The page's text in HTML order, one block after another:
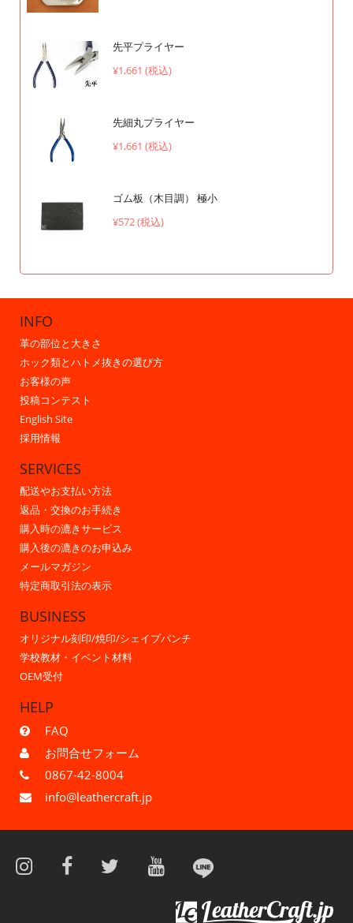
先平プライヤー
¥1,661 (税込)
先細丸プライヤー
¥1,661 (税込)
ゴム板（木目調） 極小
¥572 (税込)
INFO
革の部位と大きさ
ホック類とハトメ抜きの選び方
お客様の声
投稿コンテスト
English Site
採用情報
SERVICES
配送やお支払い方法
返品・交換のお手続き
購入時の漉きサービス
購入後の漉きのお申込み
メールマガジン
特定商取引法の表示
BUSINESS
オリジナル刻印/焼印/シェイプパンチ
学校教材・イベント材料
OEM受付
HELP
FAQ
お問合せフォーム
0867-42-8004
info@leathercraft.jp